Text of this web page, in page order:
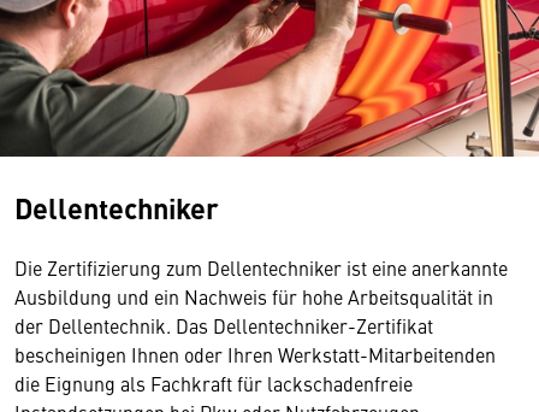
Dellentechniker
Die Zertifizierung zum Dellentechniker ist eine anerkannte
Ausbildung und ein Nachweis für hohe Arbeitsqualität in
der Dellentechnik. Das Dellentechniker-Zertifikat
bescheinigen Ihnen oder Ihren Werkstatt-Mitarbeitenden
die Eignung als Fachkraft für lackschadenfreie